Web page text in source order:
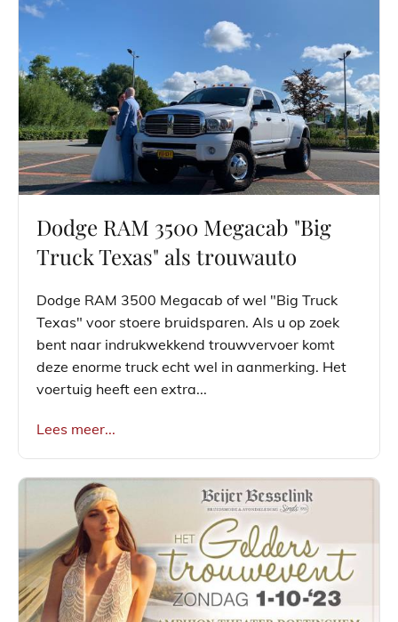
Dodge RAM 3500 Megacab "Big
Truck Texas" als trouwauto
Dodge RAM 3500 Megacab of wel "Big Truck
Texas" voor stoere bruidsparen. Als u op zoek
bent naar indrukwekkend trouwvervoer komt
deze enorme truck echt wel in aanmerking. Het
voertuig heeft een extra...
Lees meer...